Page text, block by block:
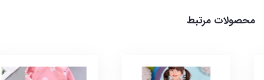
محصولات مرتبط